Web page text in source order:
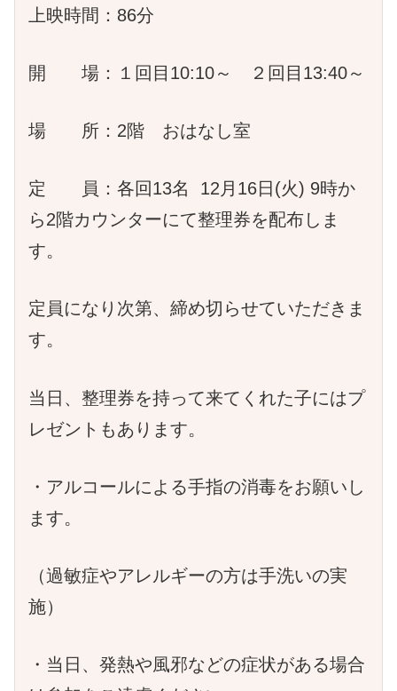
上映時間：86分
開 場：１回目10:10～ ２回目13:40～
場 所：2階 おはなし室
定 員：各回13名 12月16日(火) 9時か
ら2階カウンターにて整理券を配布しま
す。
定員になり次第、締め切らせていただきま
す。
当日、整理券を持って来てくれた子にはプ
レゼントもあります。
・アルコールによる手指の消毒をお願いし
ます。
（過敏症やアレルギーの方は手洗いの実
施）
・当日、発熱や風邪などの症状がある場合